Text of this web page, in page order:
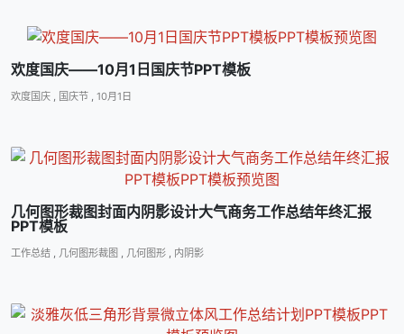
欢度国庆――10月1日国庆节PPT模板
欢度国庆 , 国庆节 , 10月1日
几何图形裁图封面内阴影设计大气商务工作总结年终汇报
PPT模板
工作总结 , 几何图形裁图 , 几何图形 , 内阴影